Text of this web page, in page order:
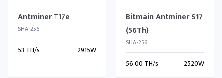
Antminer T17e
SHA-256
53 TH/s 2915W
Bitmain Antminer S17
(56Th)
SHA-256
56.00 TH/s 2520W